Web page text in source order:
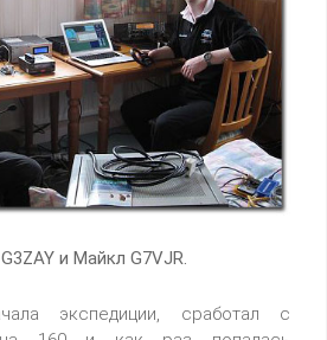
и Майкл G7VJR.
экспедиции, сработал с